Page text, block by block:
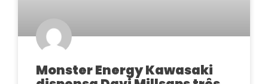
Monster Energy Kawasaki